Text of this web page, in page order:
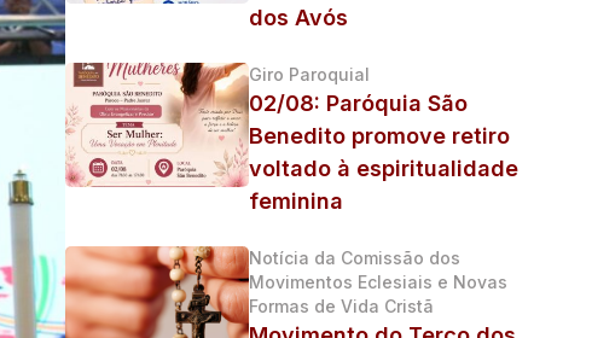
dos Avós
Giro Paroquial
02/08: Paróquia São
Benedito promove retiro
voltado à espiritualidade
feminina
Notícia da Comissão dos
Movimentos Eclesiais e Novas
Formas de Vida Cristã